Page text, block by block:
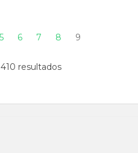
5 6 7 8 9
resultados